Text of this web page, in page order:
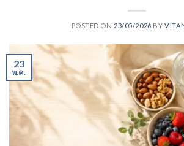
POSTED ON 23/05/2026 BY
23
พ.ค.